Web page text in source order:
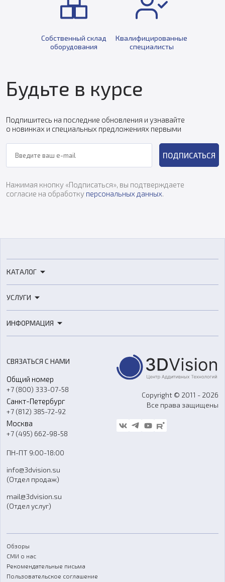
Собственный склад
оборудования
Квалифицированные
специалисты
Будьте в курсе
Подпишитесь на последние обновления и узнавайте
о новинках и специальных предложениях первыми
ПОДПИСАТЬСЯ
Нажимая кнопку «Подписаться», вы подтверждаете
согласие на обработку персональных данных.
КАТАЛОГ
3D-сканеры
Расходные материалы
Оборудование и материалы для вакуумного литья
Аксессуары и прочее оборудование
Программное обеспечение
УСЛУГИ
3D-моделирование
Ремонт и услуги
ИНФОРМАЦИЯ
О компании
Контакты
Гос. закупки
Стать дилером
Блог
FAQ
СВЯЗАТЬСЯ С НАМИ
Общий номер
+7 (800) 333-07-58
Санкт-Петербург
+7 (812) 385-72-92
Москва
+7 (495) 662-98-58
ПН-ПТ 9:00-18:00
info@3dvision.su
(Отдел продаж)
mail@3dvision.su
(Отдел услуг)
Copyright © 2011 - 2026
Все права защищены
Обзоры
СМИ о нас
Рекомендательные письма
Пользовательское соглашение